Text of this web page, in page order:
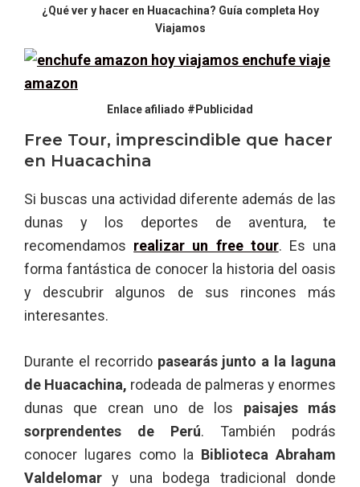
¿Qué ver y hacer en Huacachina? Guía completa Hoy
Viajamos
Enlace afiliado #Publicidad
Free Tour, imprescindible que hacer
en Huacachina
Si buscas una actividad diferente además de las
dunas y los deportes de aventura, te
recomendamos realizar un free tour. Es una
forma fantástica de conocer la historia del oasis
y descubrir algunos de sus rincones más
interesantes.
Durante el recorrido pasearás junto a la laguna
de Huacachina, rodeada de palmeras y enormes
dunas que crean uno de los paisajes más
sorprendentes de Perú. También podrás
conocer lugares como la Biblioteca Abraham
Valdelomar y una bodega tradicional donde